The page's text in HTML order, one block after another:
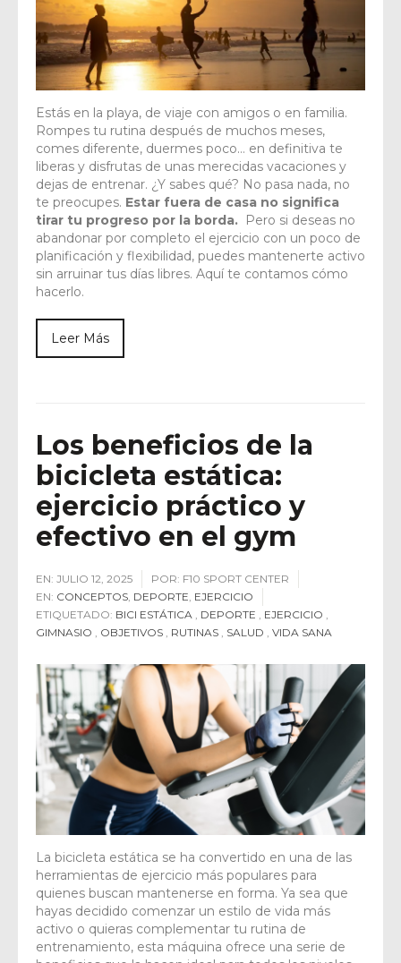
Estás en la playa, de viaje con amigos o en familia.
Rompes tu rutina después de muchos meses,
comes diferente, duermes poco… en definitiva te
liberas y disfrutas de unas merecidas vacaciones y
dejas de entrenar. ¿Y sabes qué? No pasa nada, no
te preocupes. Estar fuera de casa no significa
tirar tu progreso por la borda. Pero si deseas no
abandonar por completo el ejercicio con un poco de
planificación y flexibilidad, puedes mantenerte activo
sin arruinar tus días libres. Aquí te contamos cómo
hacerlo.
Leer Más
Los beneficios de la
bicicleta estática:
ejercicio práctico y
efectivo en el gym
EN: JULIO 12, 2025 POR: F10 SPORT CENTER
EN: CONCEPTOS, DEPORTE, EJERCICIO
ETIQUETADO: BICI ESTÁTICA , DEPORTE , EJERCICIO ,
GIMNASIO , OBJETIVOS , RUTINAS , SALUD , VIDA SANA
La bicicleta estática se ha convertido en una de las
herramientas de ejercicio más populares para
quienes buscan mantenerse en forma. Ya sea que
hayas decidido comenzar un estilo de vida más
activo o quieras complementar tu rutina de
entrenamiento, esta máquina ofrece una serie de